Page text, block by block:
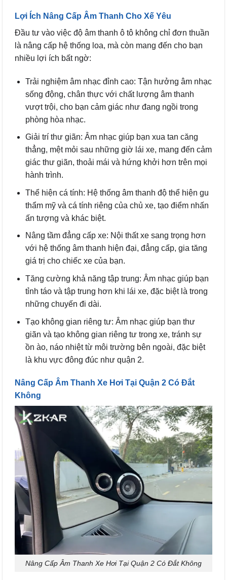
Lợi Ích Nâng Cấp Âm Thanh Cho Xế Yêu
Đầu tư vào việc độ âm thanh ô tô không chỉ đơn thuần
là nâng cấp hệ thống loa, mà còn mang đến cho bạn
nhiều lợi ích bất ngờ:
Trải nghiệm âm nhạc đỉnh cao: Tận hưởng âm nhạc
sống động, chân thực với chất lượng âm thanh
vượt trội, cho bạn cảm giác như đang ngồi trong
phòng hòa nhạc.
Giải trí thư giãn: Âm nhạc giúp bạn xua tan căng
thẳng, mệt mỏi sau những giờ lái xe, mang đến cảm
giác thư giãn, thoải mái và hứng khởi hơn trên mọi
hành trình.
Thể hiện cá tính: Hệ thống âm thanh độ thể hiện gu
thẩm mỹ và cá tính riêng của chủ xe, tạo điểm nhấn
ấn tượng và khác biệt.
Nâng tầm đẳng cấp xe: Nội thất xe sang trọng hơn
với hệ thống âm thanh hiện đại, đẳng cấp, gia tăng
giá trị cho chiếc xe của bạn.
Tăng cường khả năng tập trung: Âm nhạc giúp bạn
tỉnh táo và tập trung hơn khi lái xe, đặc biệt là trong
những chuyến đi dài.
Tạo không gian riêng tư: Âm nhạc giúp bạn thư
giãn và tạo không gian riêng tư trong xe, tránh sự
ồn ào, náo nhiệt từ môi trường bên ngoài, đặc biệt
là khu vực đông đúc như quận 2.
Nâng Cấp Âm Thanh Xe Hơi Tại Quận 2 Có Đắt
Không
Nâng Cấp Âm Thanh Xe Hơi Tại Quận 2 Có Đắt Không